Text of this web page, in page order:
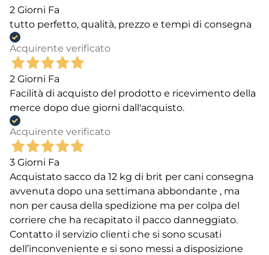
2 Giorni Fa
tutto perfetto, qualità, prezzo e tempi di consegna
Acquirente verificato
2 Giorni Fa
Facilità di acquisto del prodotto e ricevimento della
merce dopo due giorni dall'acquisto.
Acquirente verificato
3 Giorni Fa
Acquistato sacco da 12 kg di brit per cani consegna
avvenuta dopo una settimana abbondante , ma
non per causa della spedizione ma per colpa del
corriere che ha recapitato il pacco danneggiato.
Contatto il servizio clienti che si sono scusati
dell’inconveniente e si sono messi a disposizione